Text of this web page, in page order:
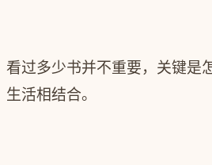
看过多少书并不重要，关键是
生活相结合。